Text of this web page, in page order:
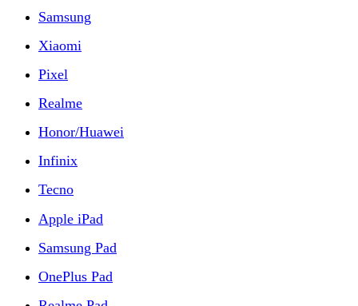
Samsung
Xiaomi
Pixel
Realme
Honor/Huawei
Infinix
Tecno
Apple iPad
Samsung Pad
OnePlus Pad